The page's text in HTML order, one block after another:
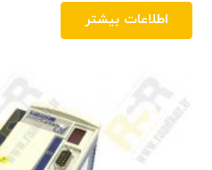
اطلاعات بیشتر